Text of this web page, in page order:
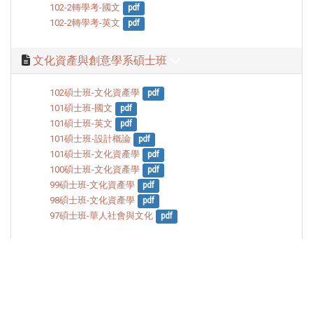
102-2轉學考-國文 pdf
102-2轉學考-英文 pdf
文化資產與創意學系碩士班
102碩士班-文化資產學 pdf
101碩士班-國文 pdf
101碩士班-英文 pdf
101碩士班-設計概論 pdf
101碩士班-文化資產學 pdf
100碩士班-文化資產學 pdf
99碩士班-文化資產學 pdf
98碩士班-文化資產學 pdf
97碩士班-華人社會與文化 pdf